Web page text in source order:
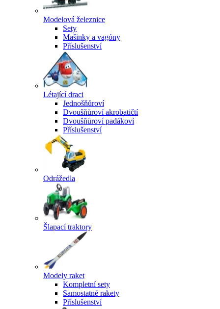
Modelová železnice
Sety
Mašinky a vagóny
Příslušenství
Létající draci
Jednošňůroví
Dvoušňůroví akrobatičtí
Dvoušňůroví padákoví
Příslušenství
Odrážedla
Šlapací traktory
Modely raket
Kompletní sety
Samostatné rakety
Příslušenství